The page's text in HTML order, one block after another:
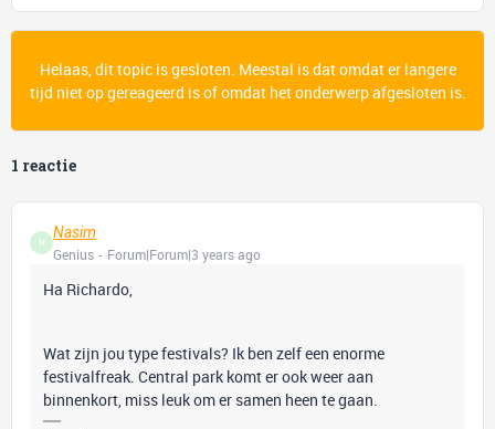
Helaas, dit topic is gesloten. Meestal is dat omdat er langere
tijd niet op gereageerd is of omdat het onderwerp afgesloten is.
1 reactie
N
Nasim
Genius
Forum|Forum|3 years ago
Ha Richardo,
Wat zijn jou type festivals? Ik ben zelf een enorme
festivalfreak. Central park komt er ook weer aan
binnenkort, miss leuk om er samen heen te gaan.